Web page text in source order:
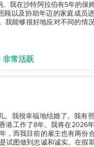
我在沙特阿拉伯有5年的保
以及协助年迈的家庭成员
非常活跃
。我很幸福地结婚了。我有
港工作了8年。我将在2026
，而我目前的雇主也有两份
试图做到忠诚和诚实。在假